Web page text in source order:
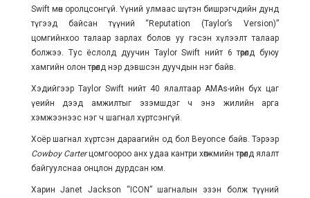
Swift мөн оролцсонгүй. Үүний улмаас шүтэн бишрэгчдийн дунд
түгээд байсан түүний “Reputation (Taylor’s Version)”
цомгийнхоо талаар зарлах болов уу гэсэн хүлээлт талаар
болжээ. Тус ёслолд дуучин Taylor Swift нийт 6 төрөлд буюу
хамгийн олон төрөлд нэр дэвшсэн дуучдын нэг байв.
Хэдийгээр Taylor Swift нийт 40 ялалтаар AMAs-ийн бүх цаг
үеийн дээд амжилтыг эзэмшдэг ч энэ жилийн арга
хэмжээнээс нэг ч шагнал хүртсэнгүй.
Хоёр шагнал хүртсэн дараагийн од бол Beyonce байв. Тэрээр
Cowboy Carterцомгоороо анх удаа кантри хөгжмийн төрөлд ялалт
байгуулснаа онцлон дурдсан юм.
Харин Janet Jackson “ICON” шагналын эзэн болж түүний